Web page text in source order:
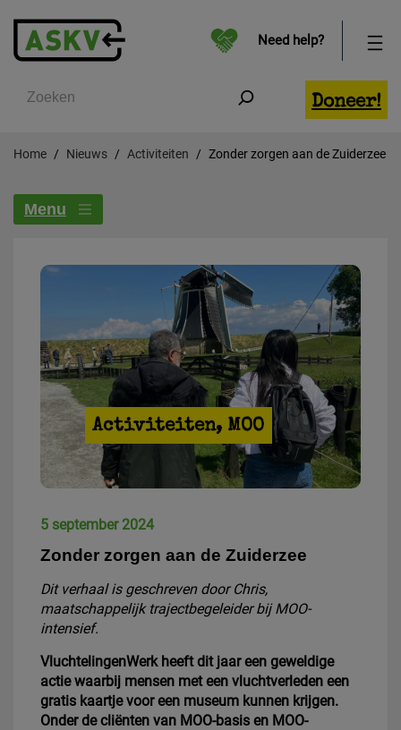
Zoeken
Doneer!
Need help?
Home Nieuws Activiteiten Zonder zorgen aan de Zuiderzee
Menu
Activiteiten, MOO
5 september 2024
Zonder zorgen aan de Zuiderzee
Dit verhaal is geschreven door Chris,
maatschappelijk trajectbegeleider bij MOO-
intensief.
VluchtelingenWerk heeft dit jaar een geweldige
actie waarbij mensen met een vluchtverleden een
gratis kaartje voor een museum kunnen krijgen.
Onder de cliënten van MOO-basis en MOO-